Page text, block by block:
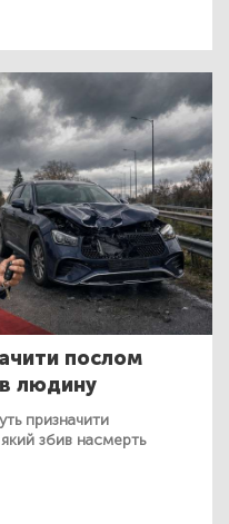
послом
людину
призначити
збив насмерть